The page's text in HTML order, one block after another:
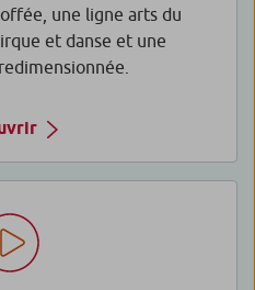
une ligne arts du
et danse et une